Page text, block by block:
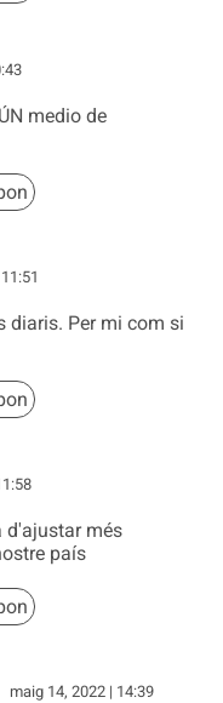
medio de
diaris. Per mi com si
d'ajustar més
país
maig 14, 2022 | 14:39